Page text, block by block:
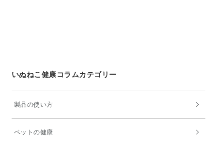
いぬねこ健康コラムカテゴリー
製品の使い方
ペットの健康